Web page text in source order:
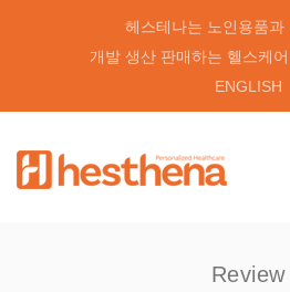
헤스테나는 노인용품과
개발 생산 판매하는 헬스케
ENGLISH
Review